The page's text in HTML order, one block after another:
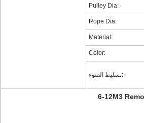
Pulley Dia:
Rope Dia:
Material:
Color:
تسليط الضوء:
6-12M3